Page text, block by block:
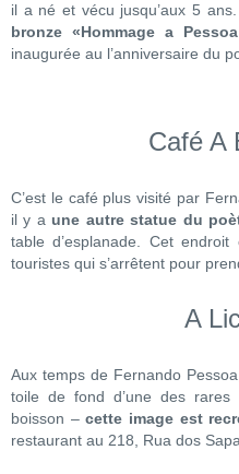
il a né et vécu jusqu’aux 5
bronze «Hommage a
inaugurée au l’anniversaire du
Café A
C’est le café plus visité par
il y a une autre statue du
table d’esplanade. Cet
touristes qui s’arrêtent pour
A
Aux temps de Fernando
toile de fond d’une des
boisson –cette image est
restaurant au 218, Rua dos